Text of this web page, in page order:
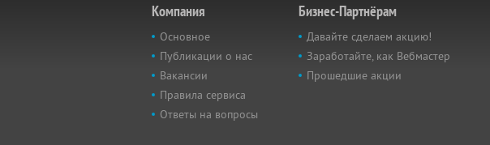
Компания
Основное
Публикации о нас
Вакансии
Правила сервиса
Ответы на вопросы
Бизнес-Партнёрам
Давайте сделаем акцию!
Заработайте, как Вебмастер
Прошедшие акции